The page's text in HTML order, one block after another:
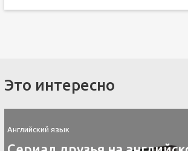
Это интересно
Английский язык